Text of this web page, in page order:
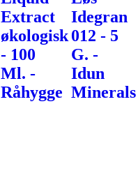
Extract
økologisk
- 100
Ml. -
Råhygge
Idegran
012 - 5
G. -
Idun
Minerals